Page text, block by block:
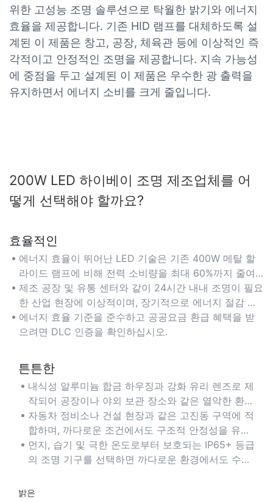
위한 고성능 조명 솔루션으로 탁월한 밝기와 에너지
효율을 제공합니다. 기존 HID 램프를 대체하도록 설
계된 이 제품은 창고, 공장, 체육관 등에 이상적인 즉
각적이고 안정적인 조명을 제공합니다. 지속 가능성
에 중점을 두고 설계된 이 제품은 우수한 광 출력을
유지하면서 에너지 소비를 크게 줄입니다.
200W LED 하이베이 조명 제조업체를 어
떻게 선택해야 할까요?
효율적인
에너지 효율이 뛰어난 LED 기술은 기존 400W 메탈 할
라이드 램프에 비해 전력 소비량을 최대 60%까지 줄여
창고와 같은 대형 시설의 전기 요금을 절감해 줍니다.
제조 공장 및 유통 센터와 같이 24시간 내내 조명이 필요
한 산업 현장에 이상적이며, 장기적으로 에너지 절감 효
과를 누릴 수 있습니다.
에너지 효율 기준을 준수하고 공공요금 환급 혜택을 받
으려면 DLC 인증을 확인하십시오.
튼튼한
내식성 알루미늄 합금 하우징과 강화 유리 렌즈로 제
작되어 공장이나 야외 보관 장소와 같은 열악한 환경
에서도 뛰어난 내구성을 보장합니다.
자동차 정비소나 건설 현장과 같은 고진동 구역에 적
합하며, 까다로운 조건에서도 구조적 안정성을 유지
합니다.
먼지, 습기 및 극한 온도로부터 보호되는 IP65+ 등급
의 조명 기구를 선택하면 까다로운 환경에서도 수명
밝은